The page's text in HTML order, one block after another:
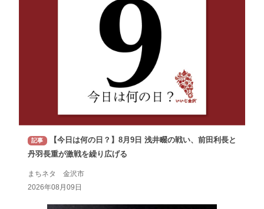
記事
【今日は何の日？】8月9日 浅井畷の戦い、前田利長と
丹羽長重が激戦を繰り広げる
まちネタ 金沢市
2026年08月09日